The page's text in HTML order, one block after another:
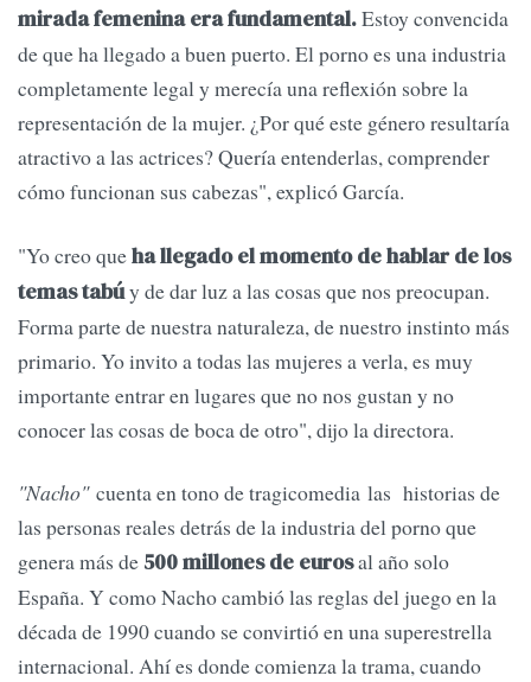
mirada femenina era fundamental.Estoy convencida
de que ha llegado a buen puerto. El porno es una industria
completamente legal y merecía una reflexión sobre la
representación de la mujer. ¿Por qué este género resultaría
atractivo a las actrices? Quería entenderlas, comprender
cómo funcionan sus cabezas", explicó García.
"Yo creo queha llegado el momento de hablar de los
temas tabúy de dar luz a las cosas que nos preocupan.
Forma parte de nuestra naturaleza, de nuestro instinto más
primario. Yo invito a todas las mujeres a verla, es muy
importante entrar en lugares que no nos gustan y no
conocer las cosas de boca de otro", dijo la directora.
"Nacho"cuenta en tono de tragicomedia las historias de
las personas reales detrás de la industria del porno que
genera más de 500 millones de eurosal año solo
España. Y como Nacho cambió las reglas del juego en la
década de 1990 cuando se convirtió en una superestrella
internacional. Ahí es donde comienza la trama, cuando